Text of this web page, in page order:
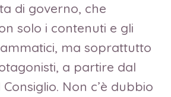
di governo, che
solo i contenuti e gli
ma soprattutto
a partire dal
Non c’è dubbio